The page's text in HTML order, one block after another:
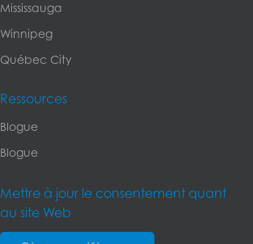
Mississauga
Winnipeg
Québec City
Ressources
Blogue
Blogue
Mettre à jour le consentement quant
au site Web